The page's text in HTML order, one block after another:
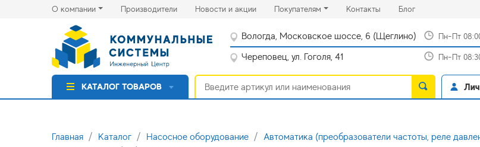
О компании Производители(current)Новости и акции(current)Покупателям Контакты(current)
Блог(current)
Вологда, Московское шоссе, 6 (Щеглино) Пн-Пт
Череповец, ул. Гоголя, 41 Пн-Пт
КАТАЛОГ ТОВАРОВ
Главная Каталог Насосное оборудование Автоматика (преобразователи частоты, реле